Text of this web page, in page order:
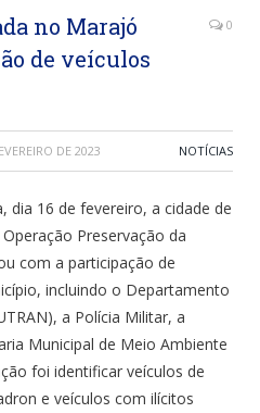
no Marajó
de veículos
0
DE 2023 NOTÍCIAS
dia 16 de fevereiro, a cidade de
Preservação da
com a participação de
incluindo o Departamento
a Polícia Militar, a
Municipal de Meio Ambiente
foi identificar veículos de
e veículos com ilícitos